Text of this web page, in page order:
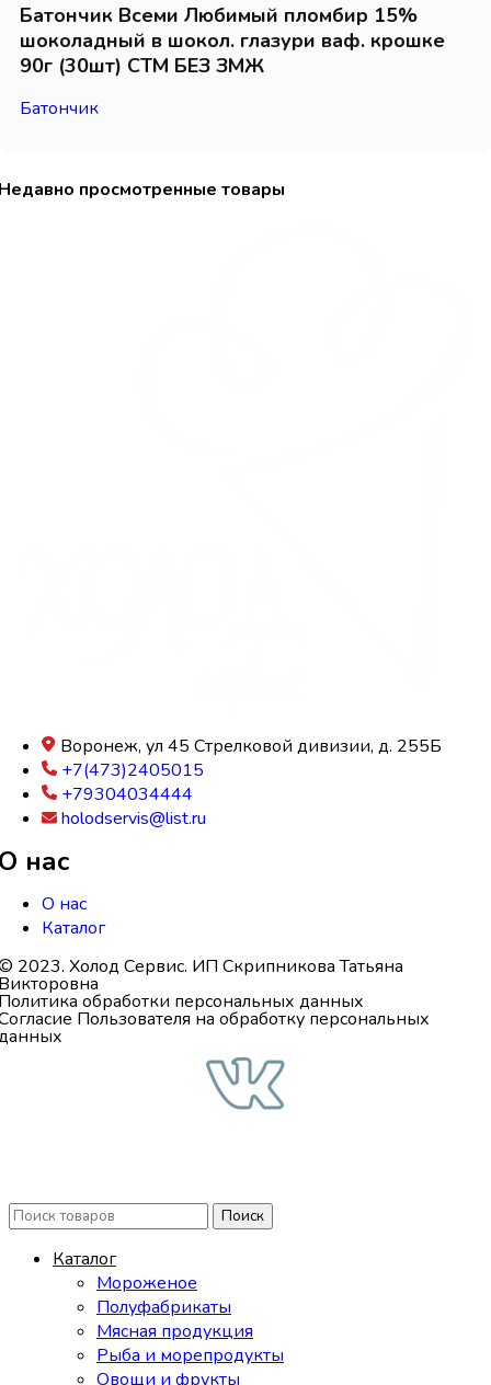
Батончик Всеми Любимый пломбир 15%
шоколадный в шокол. глазури ваф. крошке
90г (30шт) СТМ БЕЗ ЗМЖ
Батончик
просмотренные товары
Воронеж, ул 45 Стрелковой дивизии, д. 255Б
+7(473)2405015
+79304034444
holodservis@list.ru
нас
О нас
Каталог
2023. Холод Сервис. ИП Скрипникова Татьяна
обработки персональных данных
Пользователя на обработку персональных
Поиск
Каталог
Мороженое
Полуфабрикаты
Мясная продукция
Рыба и морепродукты
Овощи и фрукты